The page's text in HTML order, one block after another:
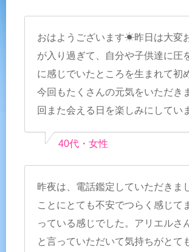
おはようございます☀昨日は大変
が入り過ぎて、自分や子供達に圧
に感じでいたところを生まれて初
今回もたくさんの元気をいただき
回また会える日を楽しみにしてい
40代・女性
昨夜は、電話鑑定していただきま
ことにとても不安でつらく感じて
っている感じでした。アリエルさ
と言っていただいて気持ちがと